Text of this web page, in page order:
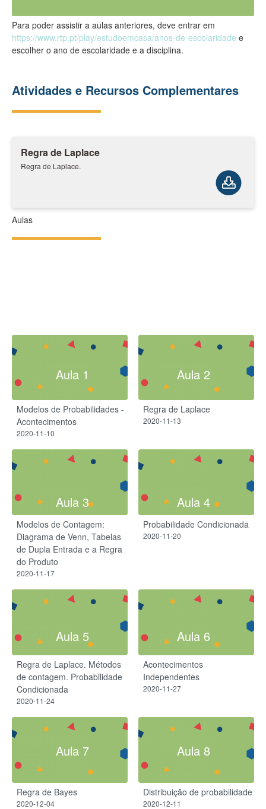
Para poder assistir a aulas anteriores, deve entrar em
https://www.rtp.pt/play/estudoemcasa/anos-de-escolaridade e
escolher o ano de escolaridade e a disciplina.
Atividades e Recursos Complementares
Regra de Laplace
Regra de Laplace.
Aulas
Aula 1
Modelos de Probabilidades -
Acontecimentos
2020-11-10
Aula 2
Regra de Laplace
2020-11-13
Aula 3
Modelos de Contagem:
Diagrama de Venn, Tabelas
de Dupla Entrada e a Regra
do Produto
2020-11-17
Aula 4
Probabilidade Condicionada
2020-11-20
Aula 5
Regra de Laplace. Métodos
de contagem. Probabilidade
Condicionada
2020-11-24
Aula 6
Acontecimentos
Independentes
2020-11-27
Aula 7
Regra de Bayes
2020-12-04
Aula 8
Distribuição de probabilidade
2020-12-11